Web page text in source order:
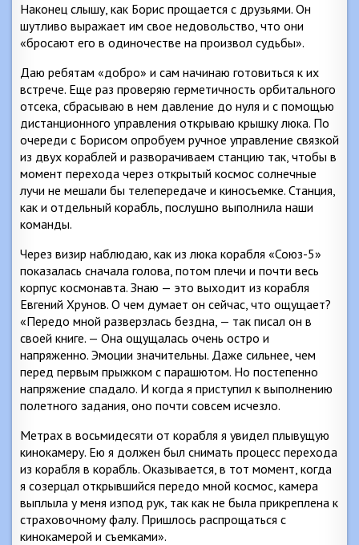
Наконец слышу, как Борис прощается с друзьями. Он
шутливо выражает им свое недовольство, что они
«бросают его в одиночестве на произвол судьбы».
Даю ребятам «добро» и сам начинаю готовиться к их
встрече. Еще раз проверяю герметичность орбитального
отсека, сбрасываю в нем давление до нуля и с помощью
дистанционного управления открываю крышку люка. По
очереди с Борисом опробуем ручное управление связкой
из двух кораблей и разворачиваем станцию так, чтобы в
момент перехода через открытый космос солнечные
лучи не мешали бы телепередаче и киносъемке. Станция,
как и отдельный корабль, послушно выполнила наши
команды.
Через визир наблюдаю, как из люка корабля «Союз-5»
показалась сначала голова, потом плечи и почти весь
корпус космонавта. Знаю — это выходит из корабля
Евгений Хрунов. О чем думает он сейчас, что ощущает?
«Передо мной разверзлась бездна, — так писал он в
своей книге. — Она ощущалась очень остро и
напряженно. Эмоции значительны. Даже сильнее, чем
перед первым прыжком с парашютом. Но постепенно
напряжение спадало. И когда я приступил к выполнению
полетного задания, оно почти совсем исчезло.
Метрах в восьмидесяти от корабля я увидел плывущую
кинокамеру. Ею я должен был снимать процесс перехода
из корабля в корабль. Оказывается, в тот момент, когда
я созерцал открывшийся передо мной космос, камера
выплыла у меня изпод рук, так как не была прикреплена к
страховочному фалу. Пришлось распрощаться с
кинокамерой и съемками».